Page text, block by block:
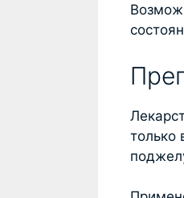
только